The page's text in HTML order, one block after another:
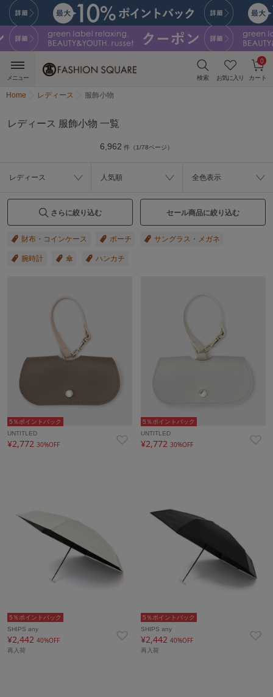
検索 お気に入り カート
0
メニュー
Home レディース 服飾小物
レディース 服飾小物 一覧
6,962 件（1/78ページ）
レディース 人気順 全色表示
さらに絞り込む セール商品に絞り込む
財布・コインケース ポーチ サングラス・メガネ
腕時計 傘 ハンカチ
5％ポイントバック
UNTITLED
¥2,772 30%OFF
5％ポイントバック
UNTITLED
¥2,77230%OFF
5％ポイントバック
SHIPS any
¥2,442 40%OFF
再入荷
5％ポイントバック
SHIPS any
¥2,44240%OFF
再入荷